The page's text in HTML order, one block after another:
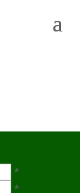
*
*